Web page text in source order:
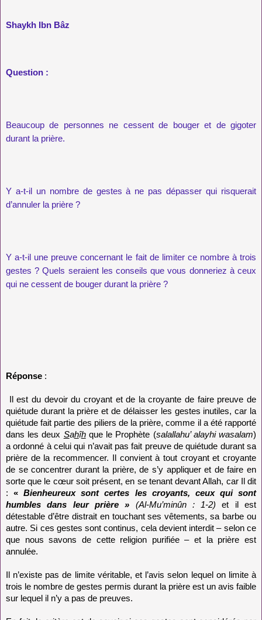
Shaykh Ibn Bâz
Question :
Beaucoup de personnes ne cessent de bouger et de gigoter
durant la prière.
Y a-t-il un nombre de gestes à ne pas dépasser qui risquerait
d’annuler la prière ?
Y a-t-il une preuve concernant le fait de limiter ce nombre à trois
gestes ? Quels seraient les conseils que vous donneriez à ceux
qui ne cessent de bouger durant la prière ?
Réponse :
Il est du devoir du croyant et de la croyante de faire preuve de
quiétude durant la prière et de délaisser les gestes inutiles, car la
quiétude fait partie des piliers de la prière, comme il a été rapporté
dans les deux Sahîhque le Prophète (salallahu’ alayhi wasalam)
a ordonné à celui qui n’avait pas fait preuve de quiétude durant sa
prière de la recommencer. Il convient à tout croyant et croyante
de se concentrer durant la prière, de s’y appliquer et de faire en
sorte que le cœur soit présent, en se tenant devant Allah, car Il dit
:«Bienheureux sont certes les croyants, ceux qui sont
humbles dans leur prière » (Al-Mu’minûn : 1-2)
et il est
détestable d’être distrait en touchant ses vêtements, sa barbe ou
autre. Si ces gestes sont continus, cela devient interdit – selon ce
que nous savons de cette religion purifiée – et la prière est
annulée.
Il n’existe pas de limite véritable, et l’avis selon lequel on limite à
trois le nombre de gestes permis durant la prière est un avis faible
sur lequel il n’y a pas de preuves.